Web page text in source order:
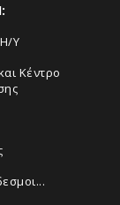
Υ
Κέντρο